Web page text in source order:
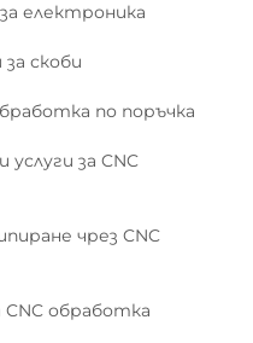
електроника
скоби
по поръчка
за CNC
чрез CNC
CNC обработка